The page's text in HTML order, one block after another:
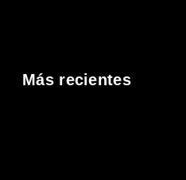
Más recientes